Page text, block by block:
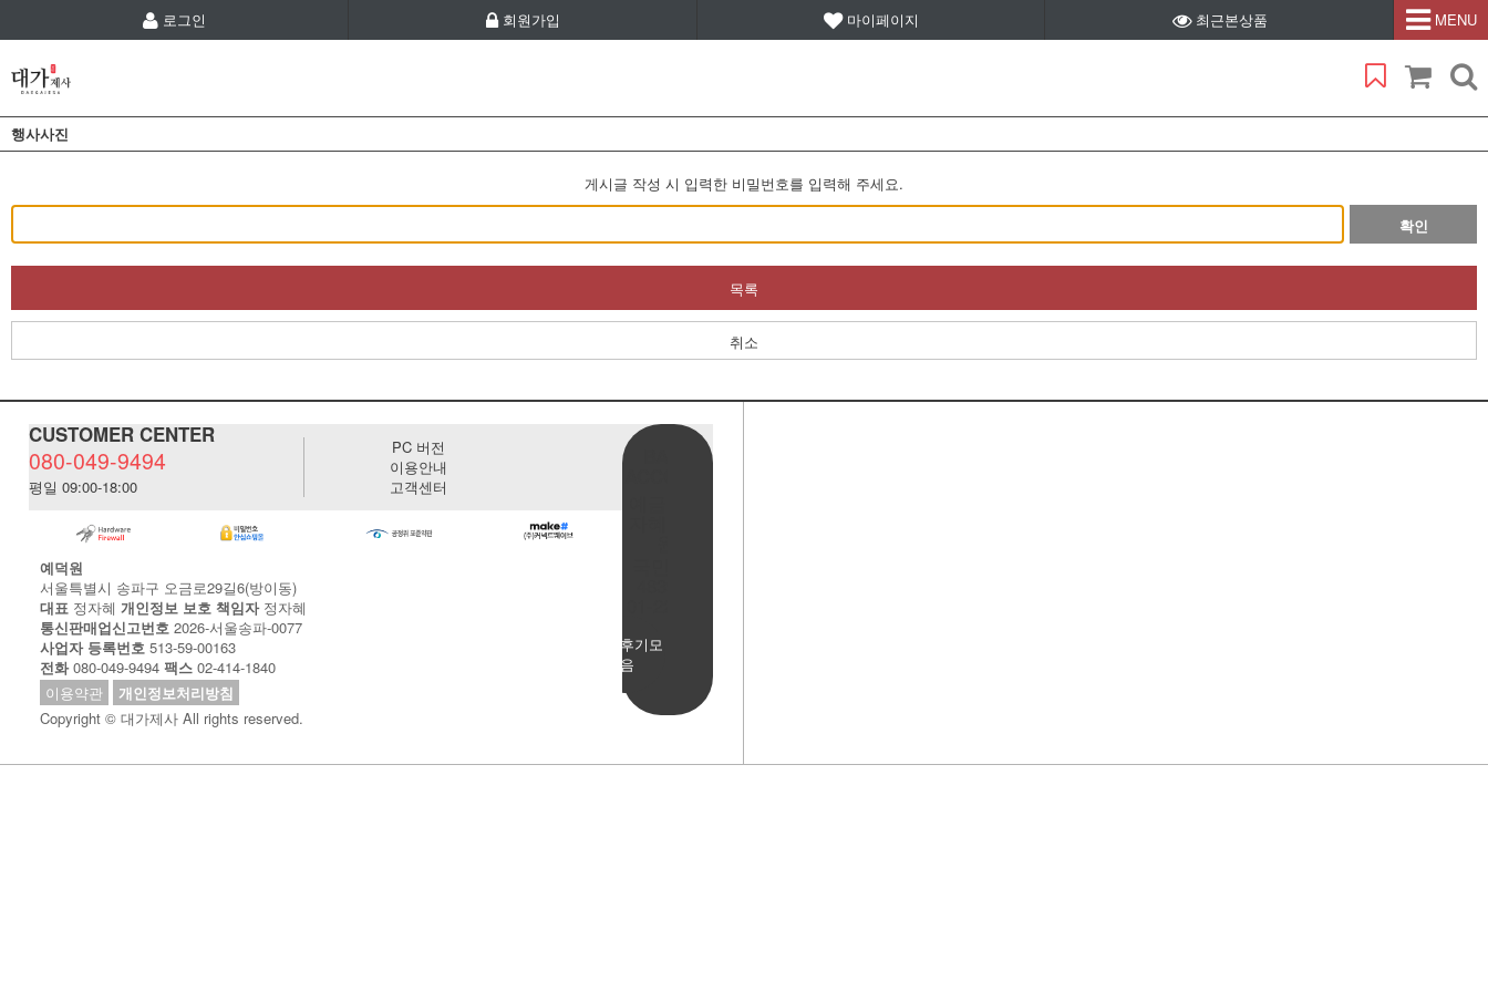
로그인 회원가입 마이페이지 최근본상품 MENU
행사사진
게시글 작성 시 입력한 비밀번호를 입력해 주세요.
확인
목록
취소
CUSTOMER CENTER
080-049-9494
평일 09:00-18:00
사용후기모
음
PC 버전
이용안내
고객센터
예덕원
서울특별시 송파구 오금로29길6(방이동)
대표정자혜 개인정보 보호 책임자정자혜
통신판매업신고번호2026-서울송파-0077
사업자 등록번호513-59-00163
전화080-049-9494 팩스02-414-1840
이용약관
개인정보처리방침
Copyright © 대가제사 All rights reserved.